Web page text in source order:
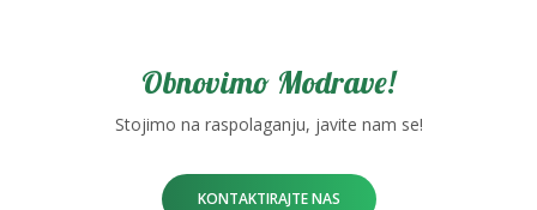
Obnovimo Modrave!
Stojimo na raspolaganju, javite nam se!
KONTAKTIRAJTE NAS